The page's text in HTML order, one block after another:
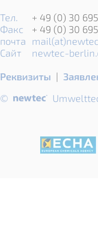
Тел.
+ 49 (0) 30
Факс
+ 49 (0) 30
почта
Сайт
newtec-
Пропустить
Реквизиты
©